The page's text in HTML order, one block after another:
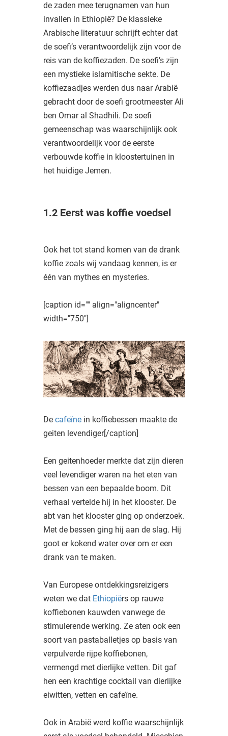
de zaden mee terugnamen van hun
invallen in Ethiopië? De klassieke
Arabische literatuur schrijft echter dat
de soefi’s verantwoordelijk zijn voor de
reis van de koffiezaden. De soefi’s zijn
een mystieke islamitische sekte. De
koffiezaadjes werden dus naar Arabië
gebracht door de soefi grootmeester Ali
ben Omar al Shadhili. De soefi
gemeenschap was waarschijnlijk ook
verantwoordelijk voor de eerste
verbouwde koffie in kloostertuinen in
het huidige Jemen.
1.2 Eerst was koffie voedsel
Ook het tot stand komen van de drank
koffie zoals wij vandaag kennen, is er
één van mythes en mysteries.
[caption id="" align="aligncenter"
width="750"]
De cafeïne in koffiebessen maakte de
geiten levendiger[/caption]
Een geitenhoeder merkte dat zijn dieren
veel levendiger waren na het eten van
bessen van een bepaalde boom. Dit
verhaal vertelde hij in het klooster. De
abt van het klooster ging op onderzoek.
Met de bessen ging hij aan de slag. Hij
goot er kokend water over om er een
drank van te maken.
Van Europese ontdekkingsreizigers
weten we dat Ethiopiërs op rauwe
koffiebonen kauwden vanwege de
stimulerende werking. Ze aten ook een
soort van pastaballetjes op basis van
verpulverde rijpe koffiebonen,
vermengd met dierlijke vetten. Dit gaf
hen een krachtige cocktail van dierlijke
eiwitten, vetten en cafeïne.
Ook in Arabië werd koffie waarschijnlijk